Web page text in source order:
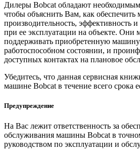
Дилеры Bobcat обладают
чтобы объяснить Вам, как
производительность, эффективность
при ее эксплуатации на объекте. Они
поддерживать приобретенную
работоспособном состоянии, и
доступных контактах на плановое
Убедитесь, что данная сервисная
машине Bobcat в течение всего срока
Предупреждение
На Вас лежит ответственность за
обслуживания машины Bobcat в
руководством по эксплуатации и